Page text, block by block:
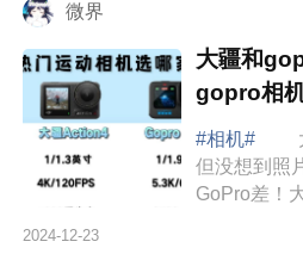
微界
大疆和
gopro相
#相机#
大
但没想到照
GoPro差！
因退坑了，
2024-12-23